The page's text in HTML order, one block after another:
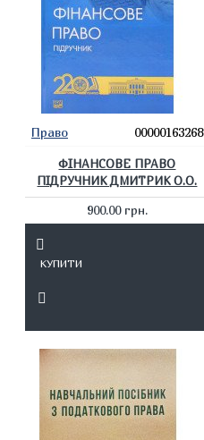
Право 00000163268
ФІНАНСОВЕ ПРАВО
ПІДРУЧНИК ДМИТРИК О.О.
900.00 грн.
КУПИТИ